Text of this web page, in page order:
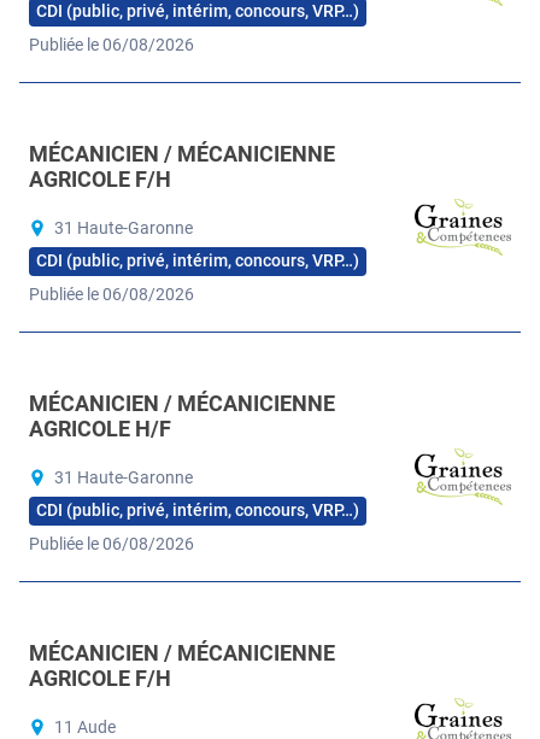
CDI (public, privé, intérim, concours, VRP…)
Publiée le 06/08/2026
MÉCANICIEN / MÉCANICIENNE
AGRICOLE F/H
31 Haute-Garonne
CDI (public, privé, intérim, concours, VRP…)
Publiée le 06/08/2026
MÉCANICIEN / MÉCANICIENNE
AGRICOLE H/F
31 Haute-Garonne
CDI (public, privé, intérim, concours, VRP…)
Publiée le 06/08/2026
MÉCANICIEN / MÉCANICIENNE
AGRICOLE F/H
11 Aude